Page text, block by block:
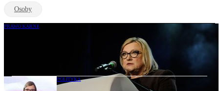
Osoby
PRAWO KARNE
Finał głośnej sprawy „plecaków Beaty
Kempy”. Jest decyzja prokuratury
POLITYKA